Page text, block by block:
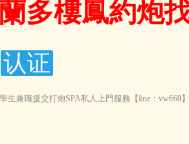
多樓鳳約炮
认证
生兼職援交打炮SPA私人上門服務【line：vw668